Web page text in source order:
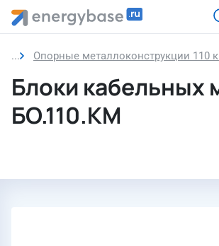
Опорные металлоконструкции 110
Блоки кабельных
БО.110.КМ